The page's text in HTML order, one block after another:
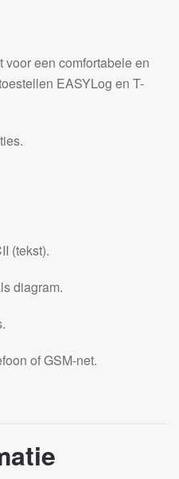
een comfortabele en
EASYLog en T-
(tekst).
diagram.
of GSM-net.